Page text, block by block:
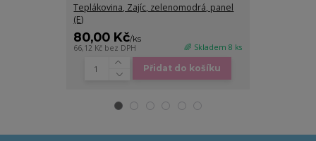
Teplákovina, Zajíc, zelenomodrá, panel
(E)
80,00 Kč/ks
66,12 Kč bez DPH 🌈 Skladem 8 ks
Přidat do košíku